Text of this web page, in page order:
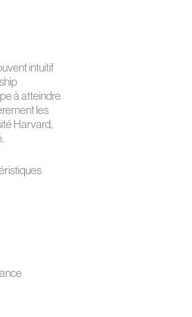
intuitif
à atteindre
les
Harvard,